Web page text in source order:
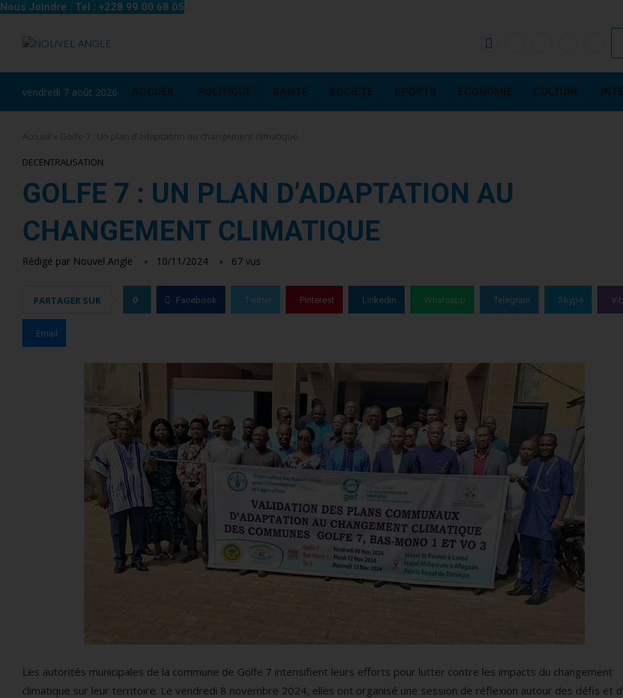
Nous Joindre : Tel : +228 99 00 68 05
vendredi 7 août 2026 ACCUEIL POLITIQUE SANTE SOCIETE SPORTS ECONOMIE CULTURE
Accueil Golfe 7 : Un plan d’adaptation au changement climatique
DECENTRALISATION
GOLFE 7 : UN PLAN D’ADAPTATION AU
CHANGEMENT CLIMATIQUE
Rédigé par Nouvel Angle 10/11/2024 67 vus
PARTAGER SUR 0 Facebook Twitter Pinterest Linkedin Whatsapp Telegram Skype
Email
Les autorités municipales de la commune de Golfe 7 intensifient leurs efforts pour lutter contre les impacts du changement
climatique sur leur territoire. Le vendredi 8 novembre 2024, elles ont organisé une session de réflexion autour des défis et